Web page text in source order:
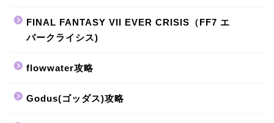
FINAL FANTASY VII EVER CRISIS（FF7 エ
バークライシス)
flowwater攻略
Godus(ゴッダス)攻略